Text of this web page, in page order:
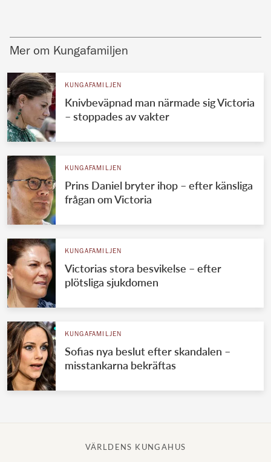
Mer om Kungafamiljen
KUNGAFAMILJEN
Knivbeväpnad man närmade sig Victoria
– stoppades av vakter
KUNGAFAMILJEN
Prins Daniel bryter ihop – efter känsliga
frågan om Victoria
KUNGAFAMILJEN
Victorias stora besvikelse – efter
plötsliga sjukdomen
KUNGAFAMILJEN
Sofias nya beslut efter skandalen –
misstankarna bekräftas
VÄRLDENS KUNGAHUS